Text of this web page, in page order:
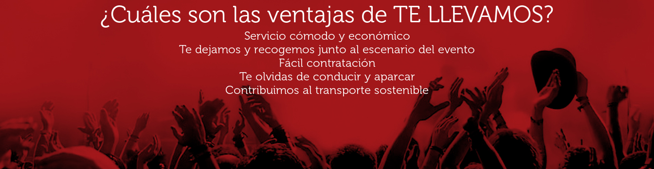
¿Cuáles son las ventajas de TE LLEVAMOS?
Servicio cómodo y económico
Te dejamos y recogemos junto al escenario del evento
Fácil contratación
Te olvidas de conducir y aparcar
Contribuimos al transporte sostenible